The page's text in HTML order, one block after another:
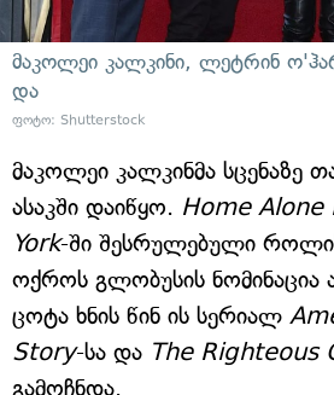
მაკოლეი კალკინი, ლეტრინ
და
ფოტო: Shutterstock
მაკოლეი კალკინმა სცენაზე
ასაკში დაიწყო. Home Alone
York-ში შესრულებული
ოქროს გლობუსის ნომინაცია
ცოტა ხნის წინ ის სერიალ
Story-სა და The Righteous
გამოჩნდა.